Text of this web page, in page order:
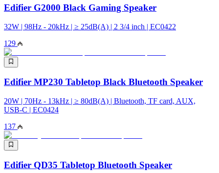
Edifier G2000 Black Gaming Speaker
32W | 98Hz - 20kHz | ≥ 25dB(A) | 2 3/4 inch | EC0422
129
Edifier MP230 Tabletop Black Bluetooth Speaker
20W | 70Hz - 13kHz | ≥ 80dB(A) | Bluetooth, TF card, AUX,
USB-C | EC0424
137
Edifier QD35 Tabletop Bluetooth Speaker